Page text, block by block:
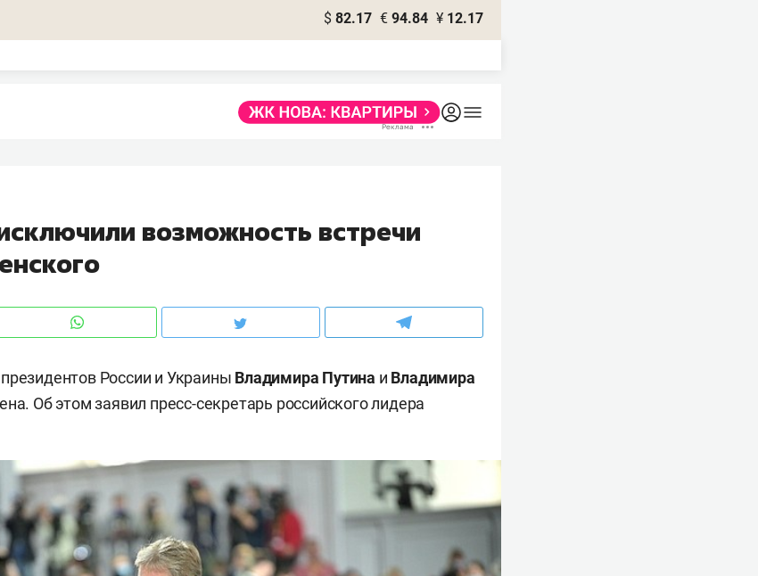
$ 82.17 € 94.84 ¥ 12.17
возможность встречи
России и Украины Владимира Путина и Владимира
Об этом заявил пресс-секретарь российского лидера